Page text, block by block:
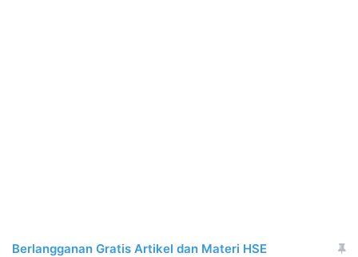
Berlangganan Gratis Artikel dan Materi HSE